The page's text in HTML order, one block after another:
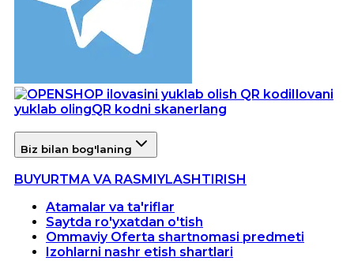
Ilovani
yuklab olingQR kodni skanerlang
Biz bilan bog'laning
BUYURTMA VA RASMIYLASHTIRISH
Atamalar va ta'riflar
Saytda ro'yxatdan o'tish
Ommaviy Oferta shartnomasi predmeti
Izohlarni nashr etish shartlari